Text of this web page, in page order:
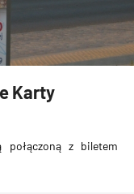
Karty
połączoną z biletem